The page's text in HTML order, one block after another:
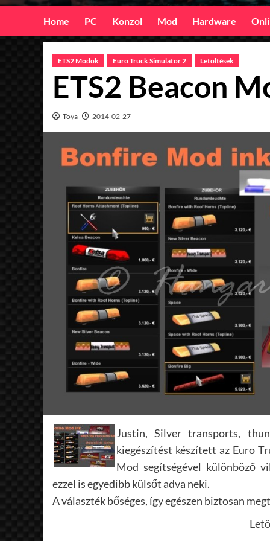
Home PC Konzol Mod Hardware
ETS2 Modok Euro Truck Simulator 2 Letöltések
ETS2 Beacon
Toya 2014-02-27
Justin, Silver transports,
kiegészítést készített az Euro
Mod segítségével különböző
ezzel is egyedibb külsőt adva neki.
A választék bőséges, így egészen biztosan